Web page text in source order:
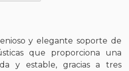
y elegante soporte de
que proporciona una
y estable, gracias a tres